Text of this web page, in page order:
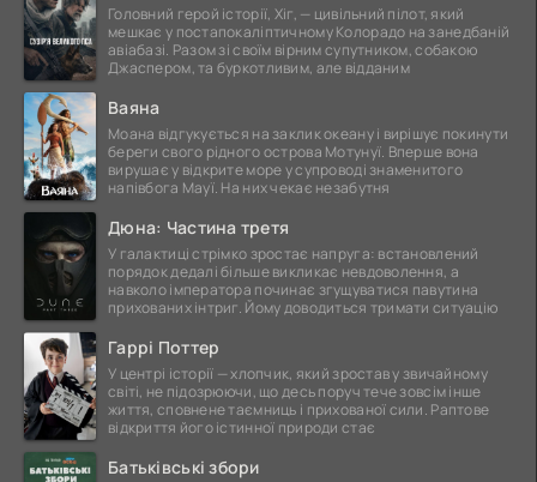
Головний герой історії, Хіг, — цивільний пілот, який
мешкає у постапокаліптичному Колорадо на занедбаній
авіабазі. Разом зі своїм вірним супутником, собакою
Джаспером, та буркотливим, але відданим
Ваяна
Моана відгукується на заклик океану і вирішує покинути
береги свого рідного острова Мотунуї. Вперше вона
вирушає у відкрите море у супроводі знаменитого
напівбога Мауї. На них чекає незабутня
Дюна: Частина третя
У галактиці стрімко зростає напруга: встановлений
порядок дедалі більше викликає невдоволення, а
навколо імператора починає згущуватися павутина
прихованих інтриг. Йому доводиться тримати ситуацію
Гаррі Поттер
У центрі історії — хлопчик, який зростав у звичайному
світі, не підозрюючи, що десь поруч тече зовсім інше
життя, сповнене таємниць і прихованої сили. Раптове
відкриття його істинної природи стає
Батьківські збори